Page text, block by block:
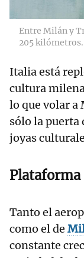
Entre Milán y
205 kilómetros.
Italia está
cultura
lo que volar a
sólo la puerta
joyas
Plataforma
Tanto el
como el de
constante